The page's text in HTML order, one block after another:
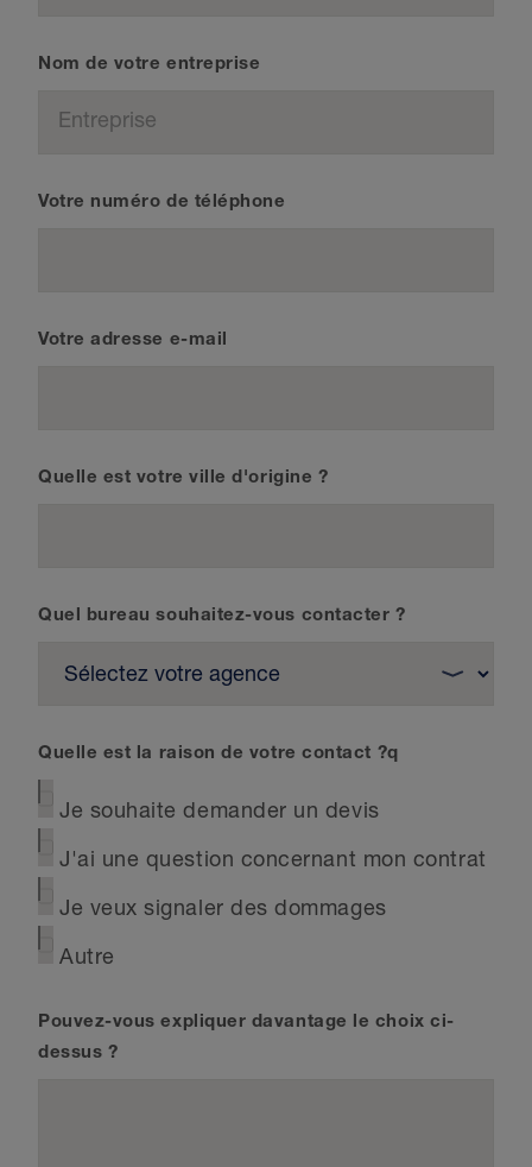
Nom de votre entreprise
Votre numéro de téléphone
Votre adresse e-mail
Quelle est votre ville d'origine ?
Quel bureau souhaitez-vous contacter ?
Quelle est la raison de votre contact ?q
Je souhaite demander un devis
J'ai une question concernant mon contrat
Je veux signaler des dommages
Autre
Pouvez-vous expliquer davantage le choix ci-
dessus ?